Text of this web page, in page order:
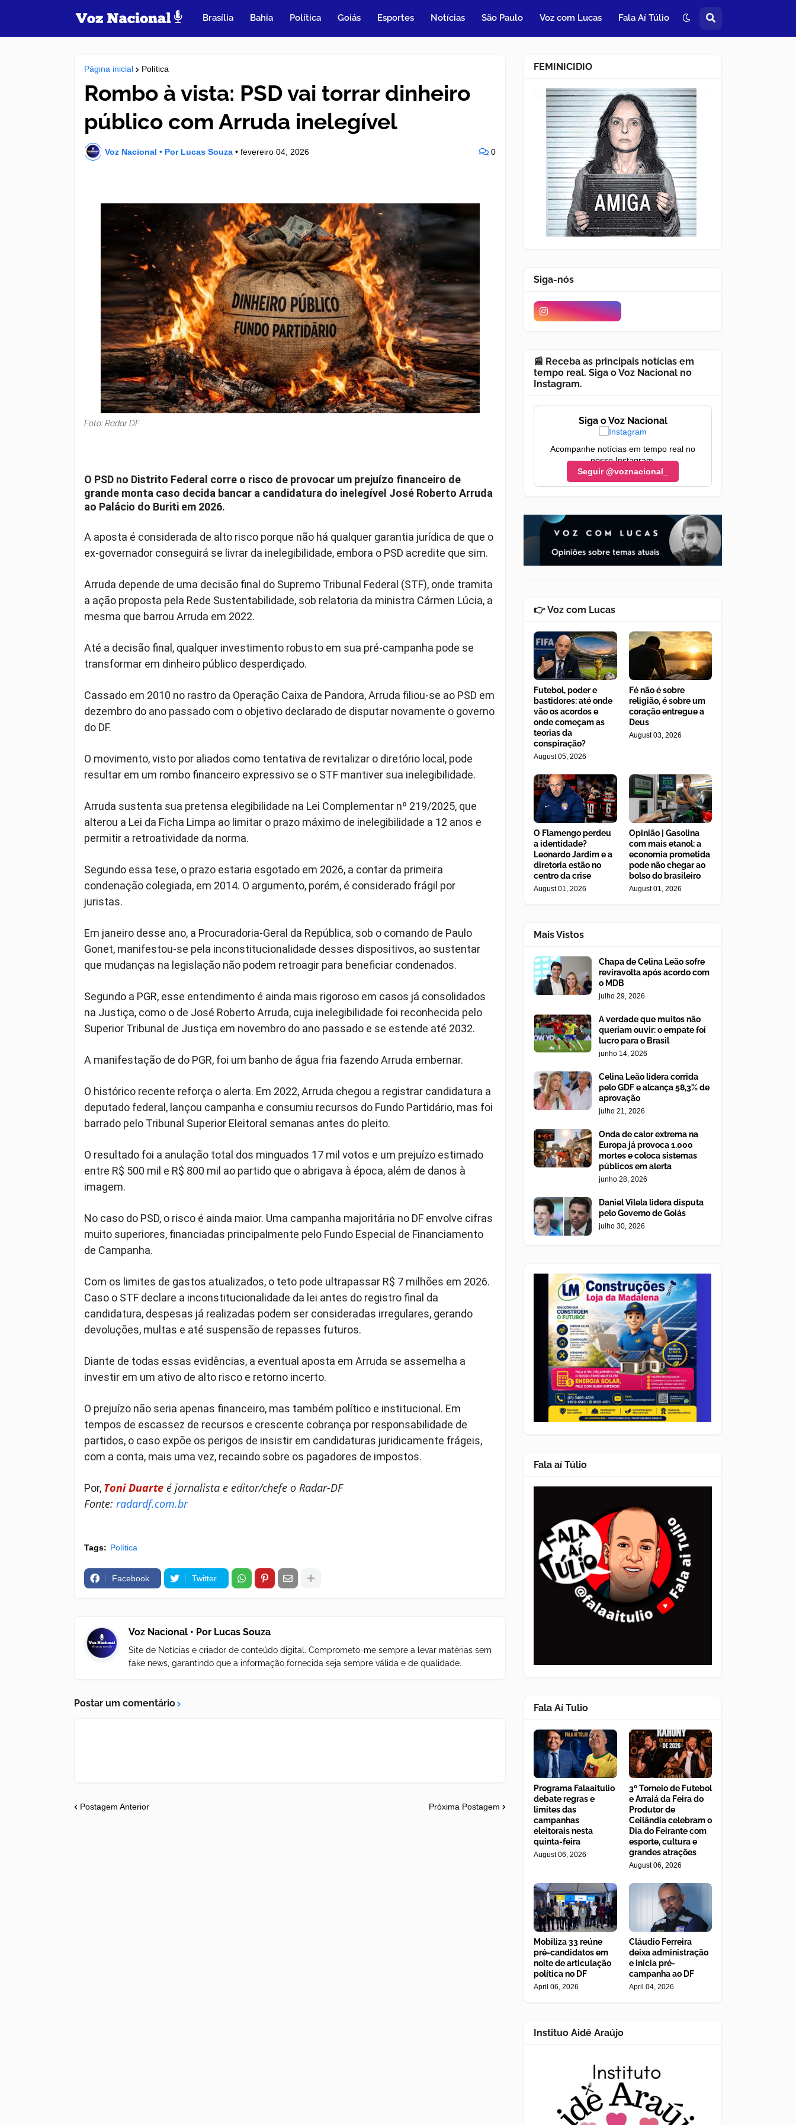
Brasília Bahia Política Goiás Esportes Notícias São Paulo Voz com Lucas Fala Aí Túlio
Página inicial Política
Rombo à vista: PSD vai torrar dinheiro
público com Arruda inelegível
Voz Nacional • Por Lucas Souza • fevereiro 04, 2026 0
Foto: Radar DF
O PSD no Distrito Federal corre o risco de provocar um prejuízo financeiro de
grande monta caso decida bancar a candidatura do inelegível José Roberto Arruda
ao Palácio do Buriti em 2026.
A aposta é considerada de alto risco porque não há qualquer garantia jurídica de que o
ex-governador conseguirá se livrar da inelegibilidade, embora o PSD acredite que sim.
Arruda depende de uma decisão final do Supremo Tribunal Federal (STF), onde tramita
a ação proposta pela Rede Sustentabilidade, sob relatoria da ministra Cármen Lúcia, a
mesma que barrou Arruda em 2022.
Até a decisão final, qualquer investimento robusto em sua pré-campanha pode se
transformar em dinheiro público desperdiçado.
Cassado em 2010 no rastro da Operação Caixa de Pandora, Arruda filiou-se ao PSD em
dezembro do ano passado com o objetivo declarado de disputar novamente o governo
do DF.
O movimento, visto por aliados como tentativa de revitalizar o diretório local, pode
resultar em um rombo financeiro expressivo se o STF mantiver sua inelegibilidade.
Arruda sustenta sua pretensa elegibilidade na Lei Complementar nº 219/2025, que
alterou a Lei da Ficha Limpa ao limitar o prazo máximo de inelegibilidade a 12 anos e
permitir a retroatividade da norma.
Segundo essa tese, o prazo estaria esgotado em 2026, a contar da primeira
condenação colegiada, em 2014. O argumento, porém, é considerado frágil por
juristas.
Em janeiro desse ano, a Procuradoria-Geral da República, sob o comando de Paulo
Gonet, manifestou-se pela inconstitucionalidade desses dispositivos, ao sustentar
que mudanças na legislação não podem retroagir para beneficiar condenados.
Segundo a PGR, esse entendimento é ainda mais rigoroso em casos já consolidados
na Justiça, como o de José Roberto Arruda, cuja inelegibilidade foi reconhecida pelo
Superior Tribunal de Justiça em novembro do ano passado e se estende até 2032.
A manifestação de do PGR, foi um banho de água fria fazendo Arruda embernar.
O histórico recente reforça o alerta. Em 2022, Arruda chegou a registrar candidatura a
deputado federal, lançou campanha e consumiu recursos do Fundo Partidário, mas foi
barrado pelo Tribunal Superior Eleitoral semanas antes do pleito.
O resultado foi a anulação total dos minguados 17 mil votos e um prejuízo estimado
entre R$ 500 mil e R$ 800 mil ao partido que o abrigava à época, além de danos à
imagem.
No caso do PSD, o risco é ainda maior. Uma campanha majoritária no DF envolve cifras
muito superiores, financiadas principalmente pelo Fundo Especial de Financiamento
de Campanha.
Com os limites de gastos atualizados, o teto pode ultrapassar R$ 7 milhões em 2026.
Caso o STF declare a inconstitucionalidade da lei antes do registro final da
candidatura, despesas já realizadas podem ser consideradas irregulares, gerando
devoluções, multas e até suspensão de repasses futuros.
Diante de todas essas evidências, a eventual aposta em Arruda se assemelha a
investir em um ativo de alto risco e retorno incerto.
O prejuízo não seria apenas financeiro, mas também político e institucional. Em
tempos de escassez de recursos e crescente cobrança por responsabilidade de
partidos, o caso expõe os perigos de insistir em candidaturas juridicamente frágeis,
com a conta, mais uma vez, recaindo sobre os pagadores de impostos.
Por, Toni Duarte é jornalista e editor/chefe o Radar-DF
Fonte: radardf.com.br
Tags: Política
Facebook Twitter
Voz Nacional • Por Lucas Souza
Site de Notícias e criador de conteúdo digital. Comprometo-me sempre a levar matérias sem
fake news, garantindo que a informação fornecida seja sempre válida e de qualidade.
Postar um comentário
Postagem Anterior Próxima Postagem
FEMINICIDIO
Siga-nós
📰 Receba as principais notícias em
tempo real. Siga o Voz Nacional no
Instagram.
Siga o Voz Nacional
Acompanhe notícias em tempo real no
nosso Instagram.
Seguir @voznacional_
👉 Voz com Lucas
Futebol, poder e
bastidores: até onde
vão os acordos e
onde começam as
teorias da
conspiração?
August 05, 2026
Fé não é sobre
religião, é sobre um
coração entregue a
Deus
August 03, 2026
O Flamengo perdeu
a identidade?
Leonardo Jardim e a
diretoria estão no
centro da crise
August 01, 2026
Opinião | Gasolina
com mais etanol: a
economia prometida
pode não chegar ao
bolso do brasileiro
August 01, 2026
Mais Vistos
Chapa de Celina Leão sofre
reviravolta após acordo com
o MDB
julho 29, 2026
A verdade que muitos não
queriam ouvir: o empate foi
lucro para o Brasil
junho 14, 2026
Celina Leão lidera corrida
pelo GDF e alcança 58,3% de
aprovação
julho 21, 2026
Onda de calor extrema na
Europa já provoca 1.000
mortes e coloca sistemas
públicos em alerta
junho 28, 2026
Daniel Vilela lidera disputa
pelo Governo de Goiás
julho 30, 2026
Fala aí Túlio
Fala Aí Tulio
Programa Falaaitulio
debate regras e
limites das
campanhas
eleitorais nesta
quinta-feira
August 06, 2026
3º Torneio de Futebol
e Arraiá da Feira do
Produtor de
Ceilândia celebram o
Dia do Feirante com
esporte, cultura e
grandes atrações
August 06, 2026
Mobiliza 33 reúne
pré-candidatos em
noite de articulação
política no DF
April 06, 2026
Cláudio Ferreira
deixa administração
e inicia pré-
campanha ao DF
April 04, 2026
Instituo Aidê Araújo